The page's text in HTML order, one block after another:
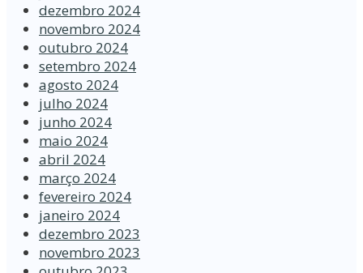
dezembro 2024
novembro 2024
outubro 2024
setembro 2024
agosto 2024
julho 2024
junho 2024
maio 2024
abril 2024
março 2024
fevereiro 2024
janeiro 2024
dezembro 2023
novembro 2023